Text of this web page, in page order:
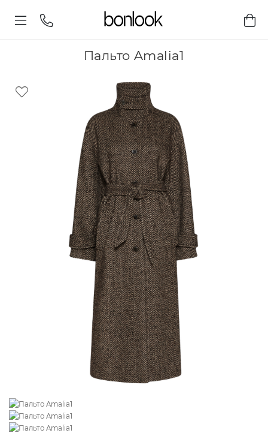
Пальто Amalia1